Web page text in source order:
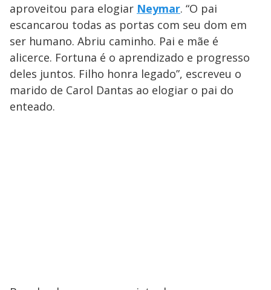
aproveitou para elogiar Neymar. “O pai
escancarou todas as portas com seu dom em
ser humano. Abriu caminho. Pai e mãe é
alicerce. Fortuna é o aprendizado e progresso
deles juntos. Filho honra legado”, escreveu o
marido de Carol Dantas ao elogiar o pai do
enteado.